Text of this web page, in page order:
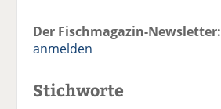
Der Fischmagazin-Newsletter:
anmelden
Stichworte